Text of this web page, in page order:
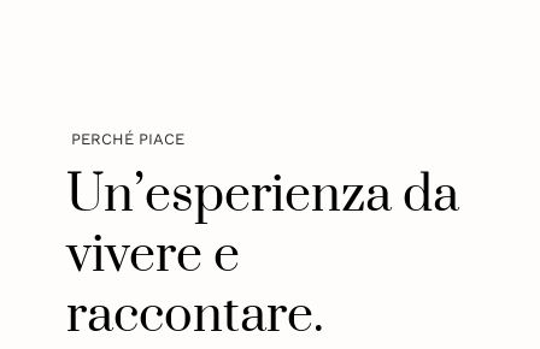
PERCHÉ PIACE
Un’esperienza da
vivere e
raccontare.